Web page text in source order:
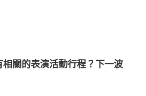
相關的表演活動行程？下一波